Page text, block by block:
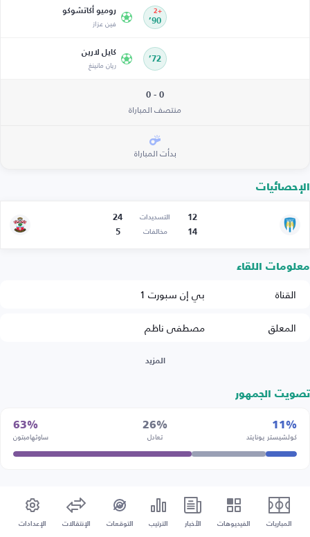
90’
+2 روميو أكاتشوكو
فين عزاز
72’
كايل لارين
ريان مانينغ
0 - 0
منتصف المباراة
بدأت المباراة
الإحصائيات
12 التسديدات
24
14
مخالفات 5
معلومات اللقاء
القناة
بي إن سبورت 1
المعلق
مصطفى ناظم
المزيد
تصويت الجمهور
11%
كولشيستر يونايتد
26%
تعادل
63%
ساوثهامبتون
المباريات الفيديوهات الأخبار الترتيب التوقعات الإنتقالات الإعدادات